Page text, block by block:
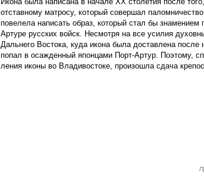
отставному матросу, который совершал
повелела написать об­раз, который стал бы
Артуре русских войск. Нес­мотря на все усилия
Дальнего Востока, куда икона была дос­тавлена после
попал в осажденный японцами Порт-Артур. Поэтому,
ле­ния иконы во Владивостоке, произошла сда­ча